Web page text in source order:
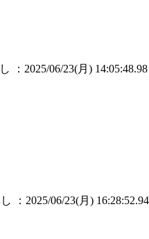
：2025/06/23(月)
：2025/06/23(月)